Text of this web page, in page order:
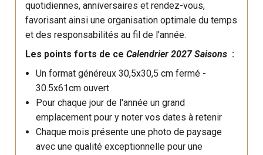
quotidiennes, anniversaires et rendez-vous,
favorisant ainsi une organisation optimale du temps
et des responsabilités au fil de l'année.
Les points forts de ceCalendrier 2027 Saisons :
Un format généreux 30,5x30,5 cm fermé -
30.5x61cm ouvert
Pour chaque jour de l'année un grand
emplacement pour y noter vos dates à retenir
Chaque mois présente une photo de paysage
avec une qualité exceptionnelle pour une